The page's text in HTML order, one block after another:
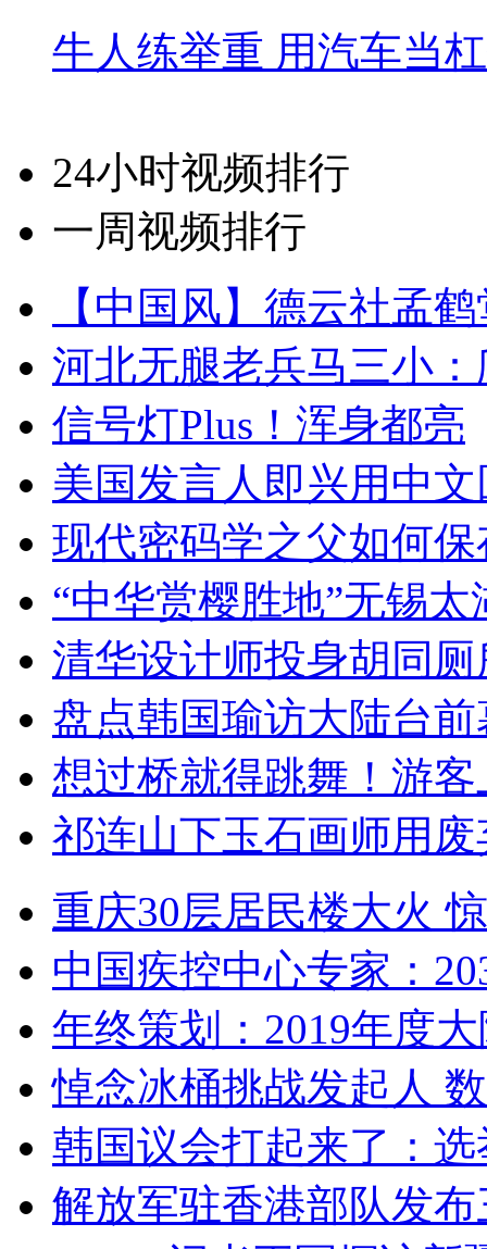
牛人练举重 用汽车当
24小时视频排行
一周视频排行
【中国风】德云社孟
河北无腿老兵马三小
信号灯Plus！浑身都亮
美国发言人即兴用中
现代密码学之父如何
“中华赏樱胜地”无锡
清华设计师投身胡同
盘点韩国瑜访大陆台
想过桥就得跳舞！游客
祁连山下玉石画师用
重庆30层居民楼大火
中国疾控中心专家：
年终策划：2019年度
悼念冰桶挑战发起人
韩国议会打起来了：
解放军驻香港部队发